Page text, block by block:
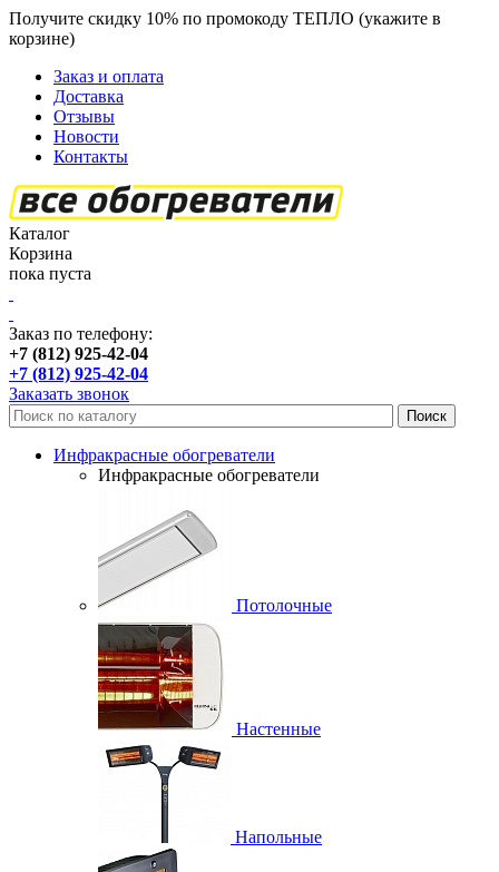
Получите скидку 10% по промокоду ТЕПЛО (укажите в
корзине)
Заказ и оплата
Доставка
Отзывы
Новости
Контакты
Каталог
Корзина
пока пуста
Заказ по телефону:
+7 (812) 925-42-04
+7 (812) 925-42-04
Заказать звонок
Инфракрасные обогреватели
Инфракрасные обогреватели
Потолочные
Настенные
Напольные